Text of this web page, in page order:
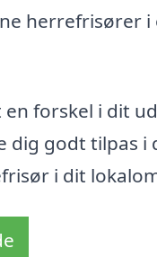
herrefrisører
forskel i dit
godt tilpas
i dit